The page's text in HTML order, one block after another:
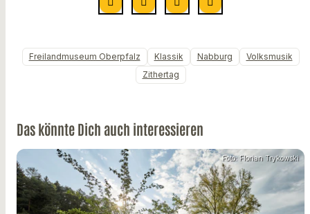
Freilandmuseum Oberpfalz Klassik Nabburg
Volksmusik
Zithertag
Das könnte Dich auch interessieren
Foto: Florian Trykowski